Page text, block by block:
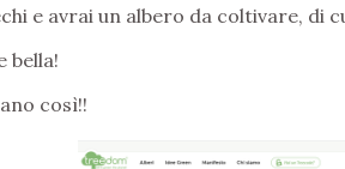
e avrai un albero da coltivare,
bella!
così!!